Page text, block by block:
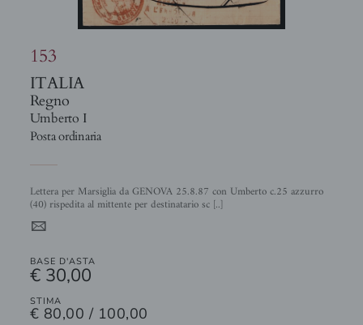
153
ITALIA
Regno
Umberto I
Posta ordinaria
Lettera per Marsiglia da GENOVA 25.8.87 con Umberto c.25 azzurro
(40) rispedita al mittente per destinatario sc [..]
4
BASE D'ASTA
€ 30,00
STIMA
€ 80,00 / 100,00